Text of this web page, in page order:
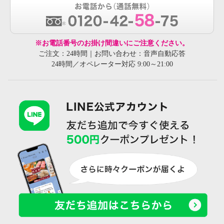
※お電話番号のお掛け間違いにご注意ください。
ご注文：24時間｜お問い合わせ：音声自動応答
24時間／オペレーター対応 9:00～21:00